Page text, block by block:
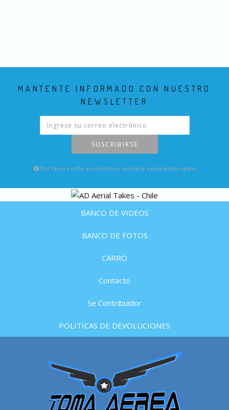
MANTENTE INFORMADO CON NUESTRO
NEWSLETTER
SUSCRIBIRSE
Por favor confie en nosotros, nunca le enviaremos spam
BANCO DE VIDEOS
BANCO DE FOTOS
CARRO
Contacto
Se Contribuidor
POLITICAS DE DEVOLUCIONES